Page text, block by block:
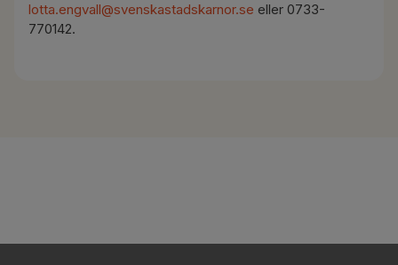
lotta.engvall@svenskastadskarnor.se eller 0733-
770142.